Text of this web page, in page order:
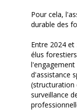
Pour cela,
durable des
Entre 2024
élus
d'assistance
(structuration
surveillance